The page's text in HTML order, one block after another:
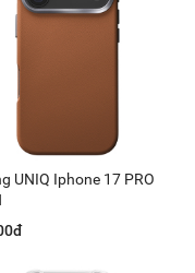
UNIQ Iphone 17 PRO